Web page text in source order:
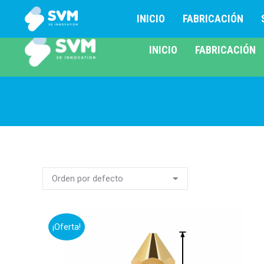
+502 42859404 Lunes – Viernes 9 AM – 6 PM
INICIO FABRICACIÓN
¡Oferta!
INICIO FABRICACIÓN